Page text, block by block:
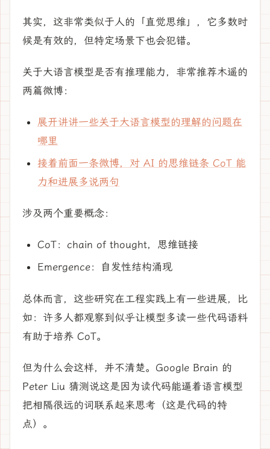
其实，这非常类似于人的「直觉思维」，它多数时
候是有效的，但特定场景下也会犯错。
关于大语言模型是否有推理能力，非常推荐木遥的
两篇微博：
展开讲讲一些关于大语言模型的理解的问题在
哪里
接着前面一条微博，对 AI 的思维链条 CoT 能
力和进展多说两句
涉及两个重要概念：
CoT：chain of thought，思维链接
Emergence：自发性结构涌现
总体而言，这些研究在工程实践上有一些进展，比
如：许多人都观察到似乎让模型多读一些代码语料
有助于培养 CoT。
但为什么会这样，并不清楚。Google Brain 的
Peter Liu 猜测说这是因为读代码能逼着语言模型
把相隔很远的词联系起来思考（这是代码的特
点）。